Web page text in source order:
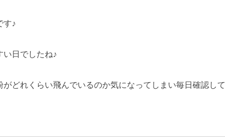
す♪
い日でしたね♪
がどれくらい飛んでいるのか気になってしまい毎日確認して